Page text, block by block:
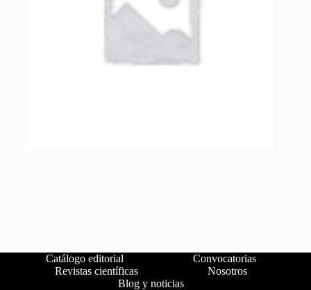
Catálogo editorial
Convocatorias
Revistas científicas
Nosotros
Blog y noticias